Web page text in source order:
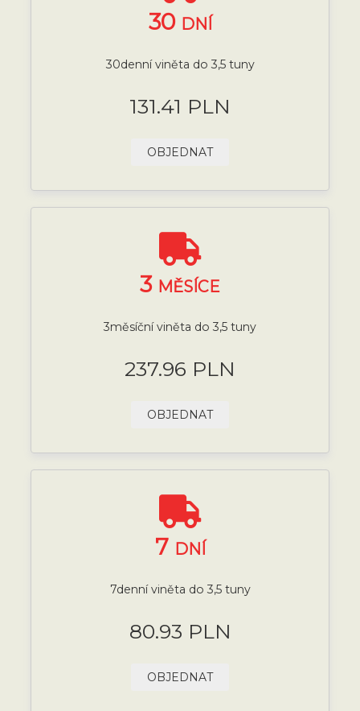
30 DNÍ
30denní viněta do 3,5 tuny
131.41 PLN
OBJEDNAT
3 MĚSÍCE
3měsíční viněta do 3,5 tuny
237.96 PLN
OBJEDNAT
7 DNÍ
7denní viněta do 3,5 tuny
80.93 PLN
OBJEDNAT